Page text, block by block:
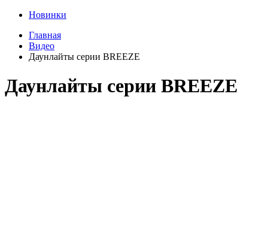
Новинки
Главная
Видео
Даунлайты серии BREEZE
Даунлайты серии BREEZE